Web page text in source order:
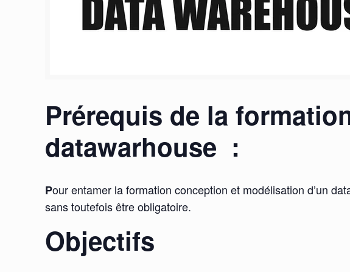
Prérequis de la
datawarhouse :
Pour entamer la formation conception et modélisation d’un
sans toutefois être obligatoire.
Objectifs